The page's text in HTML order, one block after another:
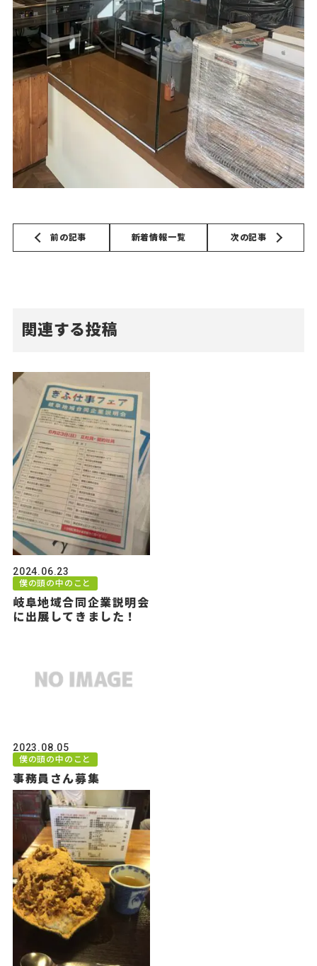
前の記事 次の記事
新着情報一覧
関連する投稿
2024.06.23
僕の頭の中のこと
岐阜地域合同企業説明会
に出展してきました！
2023.08.05
僕の頭の中のこと
事務員さん募集